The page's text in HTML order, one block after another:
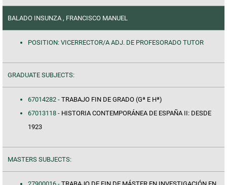
BALADO INSUNZA , FRANCISCO MANUEL
POSITION: VICERRECTOR/A ADJ. DE PROFESORADO TUTOR
GRADUATE SUBJECTS:
67014282 - TRABAJO FIN DE GRADO (Gª E Hª)
67013118 - HISTORIA CONTEMPORÁNEA DE ESPAÑA II: DESDE
1923
MASTERS SUBJECTS: